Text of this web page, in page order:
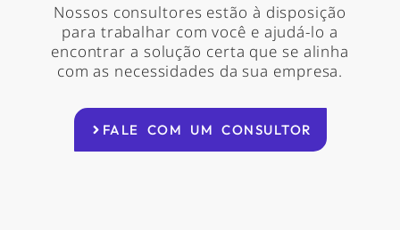
Nossos consultores estão à disposição
para trabalhar com você e ajudá-lo a
encontrar a solução certa que se alinha
com as necessidades da sua empresa.
FALE COM UM CONSULTOR